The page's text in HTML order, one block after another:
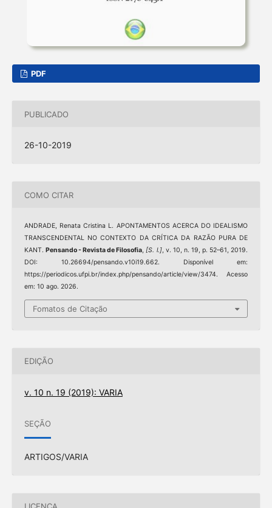
PDF
PUBLICADO
26-10-2019
COMO CITAR
ANDRADE, Renata Cristina L. APONTAMENTOS ACERCA DO IDEALISMO
TRANSCENDENTAL NO CONTEXTO DA CRÍTICA DA RAZÃO PURA DE
KANT.Pensando - Revista de Filosofia,[S. l.], v. 10, n. 19, p. 52–61, 2019.
DOI: 10.26694/pensando.v10i19.662. Disponível em:
https://periodicos.ufpi.br/index.php/pensando/article/view/3474. Acesso
em: 10 ago. 2026.
Fomatos de Citação
EDIÇÃO
v. 10 n. 19 (2019): VARIA
SEÇÃO
ARTIGOS/VARIA